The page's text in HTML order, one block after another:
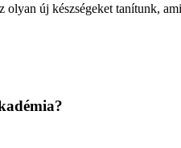
új készségeket tanítunk,